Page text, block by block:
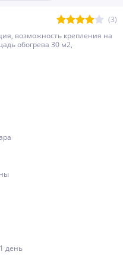
(3)
возможность крепления на
обогрева 30 м2,
день